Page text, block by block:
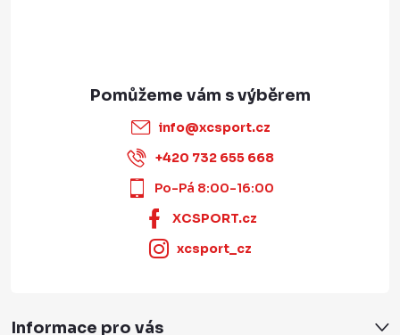
info@xcsport.cz
+420 732 655 668
Po-Pá 8:00-16:00
XCSPORT.cz
xcsport_cz
Informace pro vás